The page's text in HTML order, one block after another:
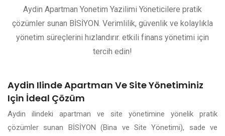
Aydin Apartman Yonetim Yazilimi Yöneticilere pratik
çözümler sunan BİSİYON. Verimlilik, güvenlik ve kolaylıkla
yönetim süreçlerini hızlandırır. etkili finans yönetimi için
tercih edin!
Aydin Ilinde Apartman Ve Site Yönetiminiz
Için İdeal Çözüm
Aydin ilindeki apartman ve site yönetimine yönelik pratik
çözümler sunan BİSİYON (Bina ve Site Yönetimi), sade ve